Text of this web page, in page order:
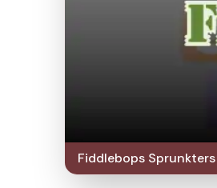
Fiddlebops Sprunkters